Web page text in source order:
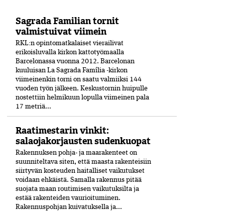
Sagrada Familian tornit
valmistuivat viimein
RKL:n opintomatkalaiset vierailivat
erikoisluvalla kirkon kattotyömaalla
Barcelonassa vuonna 2012. Barcelonan
kuuluisan La Sagrada Família -kirkon
viimeinenkin torni on saatu valmiiksi­ 144
vuoden työn jälkeen. Keskustornin huipulle
nostettiin helmikuun lopulla viimeinen pala
17 metriä...
Raatimestarin vinkit:
salaojakorjausten sudenkuopat
Rakennuksen pohja- ja maarakenteet on
suunniteltava siten, että maasta rakenteisiin
siirtyvän kosteuden haitalliset vaikutukset
voidaan ehkäistä. Samalla rakennus pitää
suojata maan routimisen vaikutuksilta ja
estää rakenteiden vaurioituminen.
Rakennuspohjan kuivatuksella ja...